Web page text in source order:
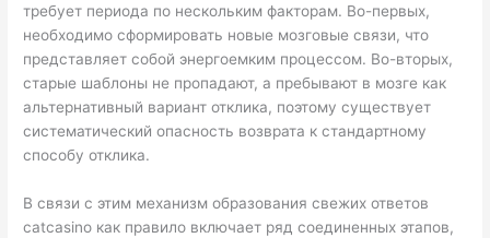
требует периода по нескольким факторам. Во-первых,
необходимо сформировать новые мозговые связи, что
представляет собой энергоемким процессом. Во-вторых,
старые шаблоны не пропадают, а пребывают в мозге как
альтернативный вариант отклика, поэтому существует
систематический опасность возврата к стандартному
способу отклика.
В связи с этим механизм образования свежих ответов
catcasino как правило включает ряд соединенных этапов,